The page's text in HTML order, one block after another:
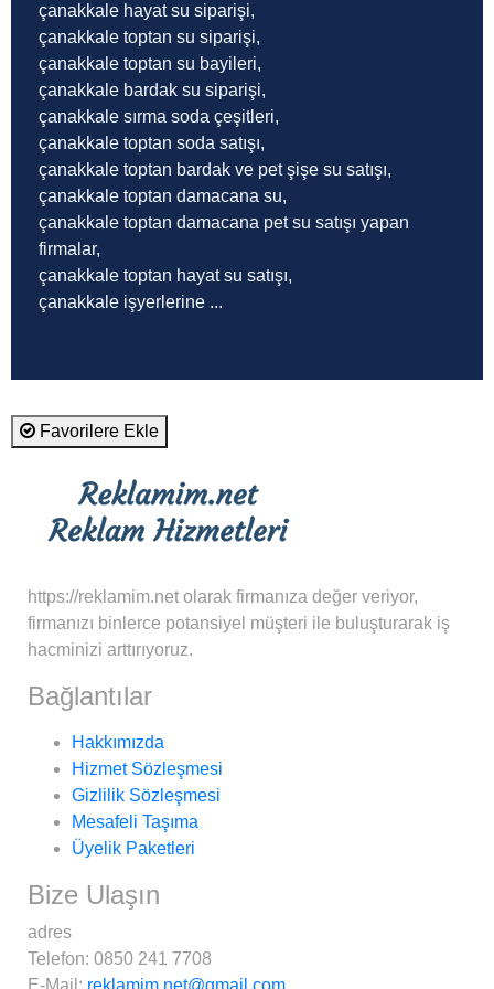
çanakkale hayat su siparişi,
çanakkale toptan su siparişi,
çanakkale toptan su bayileri,
çanakkale bardak su siparişi,
çanakkale sırma soda çeşitleri,
çanakkale toptan soda satışı,
çanakkale toptan bardak ve pet şişe su satışı,
çanakkale toptan damacana su,
çanakkale toptan damacana pet su satışı yapan
firmalar,
çanakkale toptan hayat su satışı,
çanakkale işyerlerine ...
Favorilere Ekle
https://reklamim.net olarak firmanıza değer veriyor,
firmanızı binlerce potansiyel müşteri ile buluşturarak iş
hacminizi arttırıyoruz.
Bağlantılar
Hakkımızda
Hizmet Sözleşmesi
Gizlilik Sözleşmesi
Mesafeli Taşıma
Üyelik Paketleri
Bize Ulaşın
adres
Telefon: 0850 241 7708
E-Mail: reklamim.net@gmail.com